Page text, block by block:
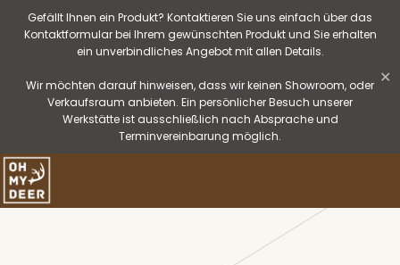
Gefällt Ihnen ein Produkt? Kontaktieren Sie uns einfach über das
Kontaktformular bei Ihrem gewünschten Produkt und Sie erhalten
ein unverbindliches Angebot mit allen Details.
Wir möchten darauf hinweisen, dass wir keinen Showroom, oder
Verkaufsraum anbieten. Ein persönlicher Besuch unserer
Werkstätte ist ausschließlich nach Absprache und
Terminvereinbarung möglich.
✕